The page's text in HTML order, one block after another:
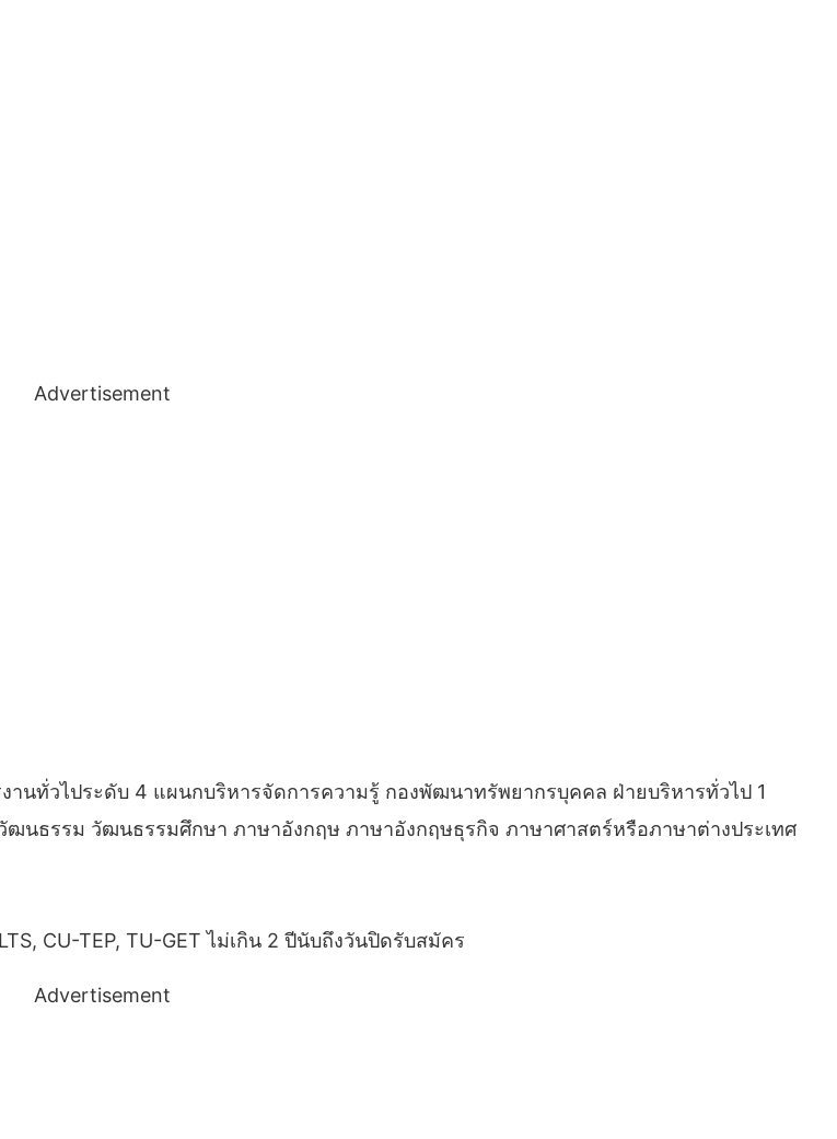
Advertisement
นทั่วไประดับ 4 แผนกบริหารจัดการความรู้ กองพัฒนาทรัพยากรบุคคล ฝ่ายบริหารทั่วไป 1
นธรรม วัฒนธรรมศึกษา ภาษาอังกฤษ ภาษาอังกฤษธุรกิจ ภาษาศาสตร์หรือภาษาต่างประเทศ
CU-TEP, TU-GET ไม่เกิน 2 ปีนับถึงวันปิดรับสมัคร
Advertisement